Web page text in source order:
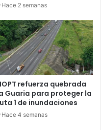
Hace 2 semanas
refuerza quebrada
Guaria para proteger la
1 de inundaciones
Hace 4 semanas